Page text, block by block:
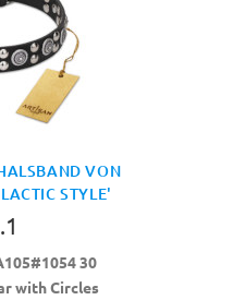
VON
STYLE'
30
with Circles